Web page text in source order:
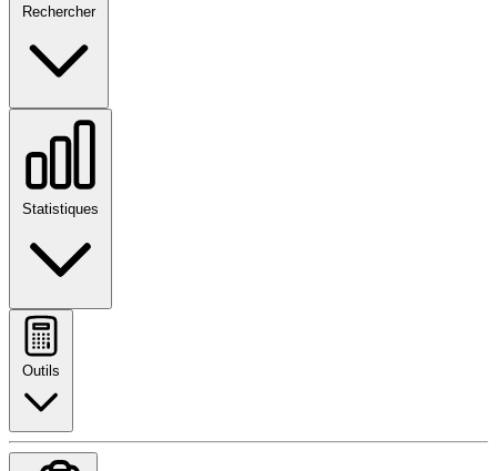
Rechercher
Statistiques
Outils